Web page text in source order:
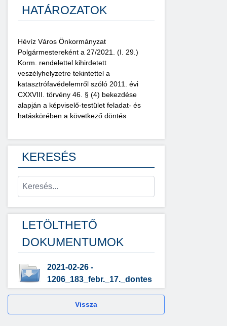
HATÁROZATOK
Hévíz Város Önkormányzat
Polgármestereként a 27/2021. (I. 29.)
Korm. rendelettel kihirdetett
veszélyhelyzetre tekintettel a
katasztrófavédelemről szóló 2011. évi
CXXVIII. törvény 46. § (4) bekezdése
alapján a képviselő-testület feladat- és
hatáskörében a következő döntés
KERESÉS
LETÖLTHETŐ
DOKUMENTUMOK
2021-02-26 -
1206_183_febr._17._dontes
Vissza